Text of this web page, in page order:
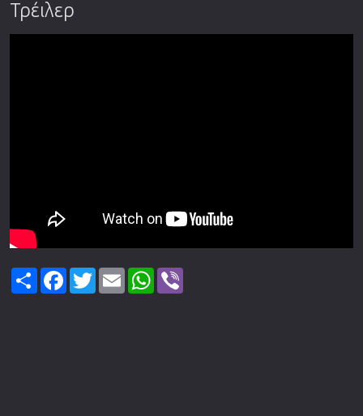
Τρέιλερ
ShareFacebook
TwitterEmail WhatsApp